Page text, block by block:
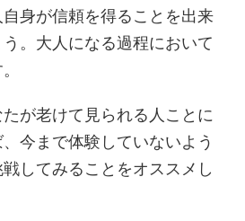
身が信頼を得ることを出来
。大人になる過程において
が老けて見られる人ことに
今まで体験していないよう
してみることをオススメし